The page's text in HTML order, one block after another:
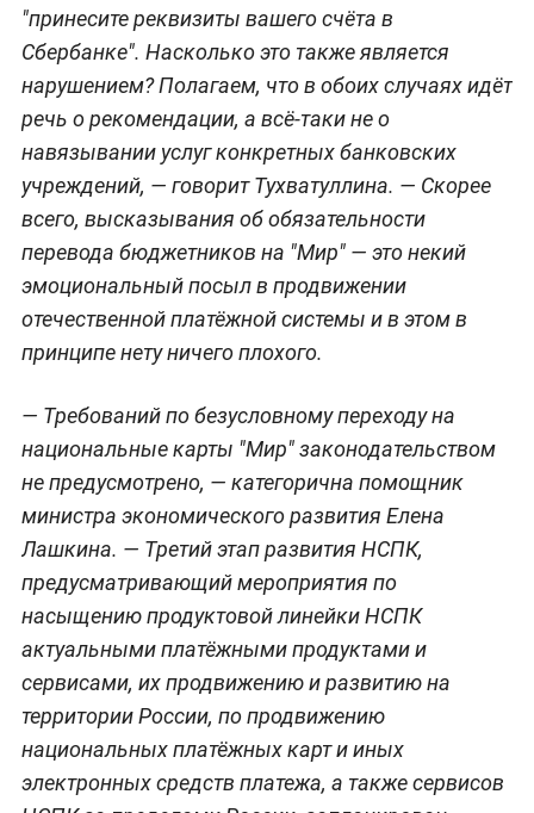
"принесите реквизиты вашего счёта в
Сбербанке". Насколько это также является
нарушением? Полагаем, что в обоих случаях идёт
речь о рекомендации, а всё-таки не о
навязывании услуг конкретных банковских
учреждений, — говорит Тухватуллина. — Скорее
всего, высказывания об обязательности
перевода бюджетников на "Мир" — это некий
эмоциональный посыл в продвижении
отечественной платёжной системы и в этом в
принципе нету ничего плохого.
— Требований по безусловному переходу на
национальные карты "Мир" законодательством
не предусмотрено, — категорична помощник
министра экономического развития Елена
Лашкина. — Третий этап развития НСПК,
предусматривающий мероприятия по
насыщению продуктовой линейки НСПК
актуальными платёжными продуктами и
сервисами, их продвижению и развитию на
территории России, по продвижению
национальных платёжных карт и иных
электронных средств платежа, а также сервисов